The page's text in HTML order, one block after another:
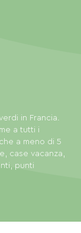
in Francia.
a tutti i
a meno di 5
case vacanza,
punti